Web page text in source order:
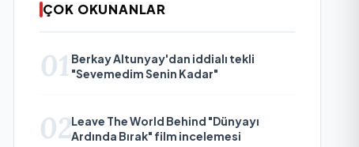
ÇOK OKUNANLAR
01 Berkay Altunyay'dan iddialı tekli
"Sevemedim Senin Kadar"
02Leave The World Behind "Dünyayı
Ardında Bırak" film incelemesi